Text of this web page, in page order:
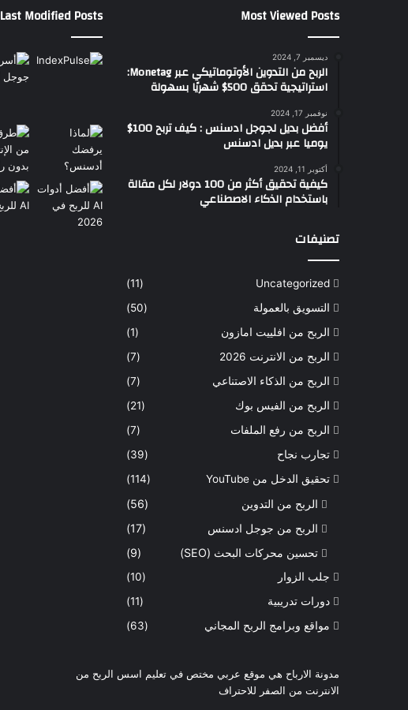
Most Viewed Posts
ديسمبر 7, 2024
الربح من التدوين الأوتوماتيكي عبر Monetag:
استراتيجية تحقق 500$ شهريًا بسهولة
نوفمبر 17, 2024
أفضل بديل لجوجل ادسنس : كيف تربح 100$
يوميا عبر بديل ادسنس
أكتوبر 11, 2024
كيفية تحقيق أكثر من 100 دولار لكل مقالة
باستخدام الذكاء الاصطناعي
تصنيفات
Uncategorized
(11)
التسويق بالعمولة
(50)
الربح من افلييت امازون
(1)
الربح من الانترنت 2026
(7)
الربح من الذكاء الاصتناعي
(7)
الربح من الفيس بوك
(21)
الربح من رفع الملفات
(7)
تجارب نجاح
(39)
تحقيق الدخل من YouTube
(114)
الربح من التدوين
(56)
الربح من جوجل ادسنس
(17)
تحسين محركات البحث (SEO)
(9)
جلب الزوار
(10)
دورات تدريبية
(11)
مواقع وبرامج الربح المجاني
(63)
Last Modified Posts
مدونة الارباح هي موقع عربي مختص في تعليم اسس الربح من
الانترنت من الصفر للاحتراف